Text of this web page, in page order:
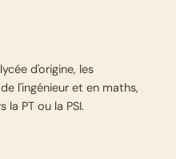
d'origine, les
l'ingénieur et en maths,
PT ou la PSI.